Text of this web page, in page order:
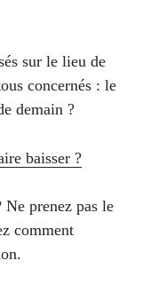
sur le lieu de
concernés : le
demain ?
baisser ?
prenez pas le
comment